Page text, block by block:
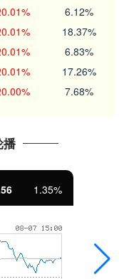
6.12%
18.37%
6.83%
17.26%
7.68%
播
1.35%